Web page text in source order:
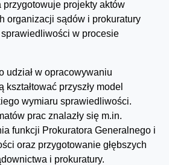
przygotowuje projekty aktów
organizacji sądów i prokuratury
w procesie
udział w opracowywaniu
przyszły model
wymiaru sprawiedliwości.
prac znalazły się m.in.
funkcji Prokuratora Generalnego i
oraz przygotowanie głębszych
i prokuratury.